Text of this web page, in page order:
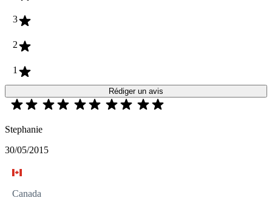
3
2
1
Rédiger un avis
Stephanie
30/05/2015
Canada